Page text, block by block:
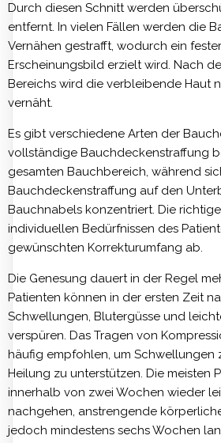
Durch diesen Schnitt werden
entfernt. In vielen Fällen werden die
Vernähen gestrafft, wodurch ein
Erscheinungsbild erzielt wird. Nach
Bereichs wird die verbleibende Haut
vernäht.
Es gibt verschiedene Arten der
vollständige Bauchdeckenstraffung
gesamten Bauchbereich, während
Bauchdeckenstraffung auf den
Bauchnabels konzentriert. Die
individuellen Bedürfnissen des
gewünschten Korrekturumfang ab.
Die Genesung dauert in der Regel
Patienten können in der ersten Zeit
Schwellungen, Blutergüsse und
verspüren. Das Tragen von
häufig empfohlen, um Schwellungen
Heilung zu unterstützen. Die meisten
innerhalb von zwei Wochen wieder
nachgehen, anstrengende
jedoch mindestens sechs Wochen